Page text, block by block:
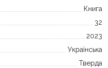
Книга
32
2023
Українська
Тверда